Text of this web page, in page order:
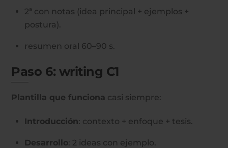
2ª con notas (idea principal + ejemplos +
postura).
resumen oral 60–90 s.
Paso 6: writing C1
Plantilla que funciona casi siempre:
Introducción: contexto + enfoque + tesis.
Desarrollo: 2 ideas con ejemplo.